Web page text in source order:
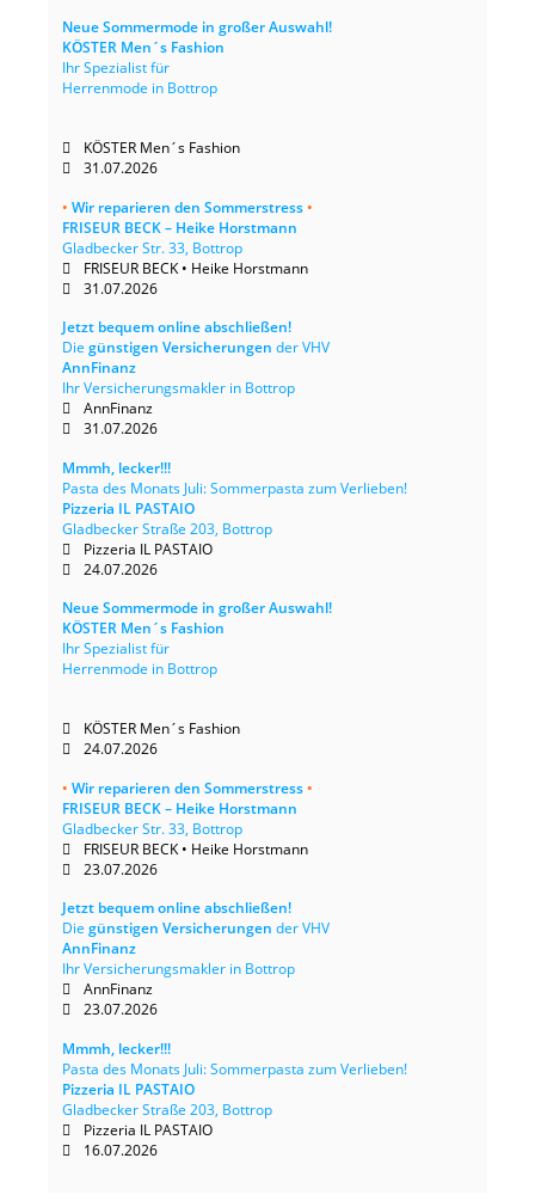
Neue Sommermode in großer Auswahl!
KÖSTER Men´s Fashion
Ihr Spezialist für
Herrenmode in Bottrop
KÖSTER Men´s Fashion
31.07.2026
• Wir reparieren den Sommerstress•
FRISEUR BECK – Heike Horstmann
Gladbecker Str. 33, Bottrop
FRISEUR BECK • Heike Horstmann
31.07.2026
Jetzt bequem online abschließen!
Die günstigen Versicherungen der VHV
AnnFinanz
Ihr Versicherungsmakler in Bottrop
AnnFinanz
31.07.2026
Mmmh, lecker!!!
Pasta des Monats Juli: Sommerpasta zum Verlieben!
Pizzeria IL PASTAIO
Gladbecker Straße 203, Bottrop
Pizzeria IL PASTAIO
24.07.2026
Neue Sommermode in großer Auswahl!
KÖSTER Men´s Fashion
Ihr Spezialist für
Herrenmode in Bottrop
KÖSTER Men´s Fashion
24.07.2026
• Wir reparieren den Sommerstress•
FRISEUR BECK – Heike Horstmann
Gladbecker Str. 33, Bottrop
FRISEUR BECK • Heike Horstmann
23.07.2026
Jetzt bequem online abschließen!
Die günstigen Versicherungen der VHV
AnnFinanz
Ihr Versicherungsmakler in Bottrop
AnnFinanz
23.07.2026
Mmmh, lecker!!!
Pasta des Monats Juli: Sommerpasta zum Verlieben!
Pizzeria IL PASTAIO
Gladbecker Straße 203, Bottrop
Pizzeria IL PASTAIO
16.07.2026